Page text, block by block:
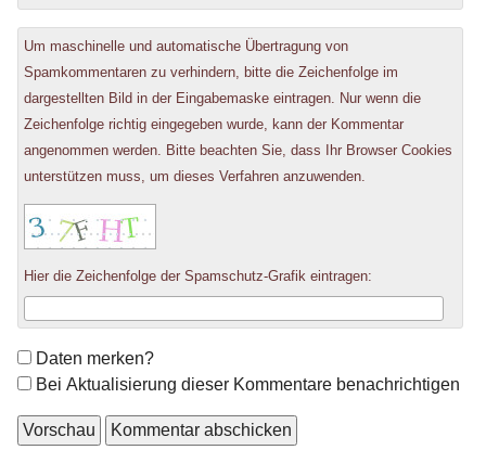
Um maschinelle und automatische Übertragung von
Spamkommentaren zu verhindern, bitte die Zeichenfolge im
dargestellten Bild in der Eingabemaske eintragen. Nur wenn die
Zeichenfolge richtig eingegeben wurde, kann der Kommentar
angenommen werden. Bitte beachten Sie, dass Ihr Browser Cookies
unterstützen muss, um dieses Verfahren anzuwenden.
Hier die Zeichenfolge der Spamschutz-Grafik eintragen:
Formular-
Optionen
Daten merken?
Bei Aktualisierung dieser Kommentare benachrichtigen